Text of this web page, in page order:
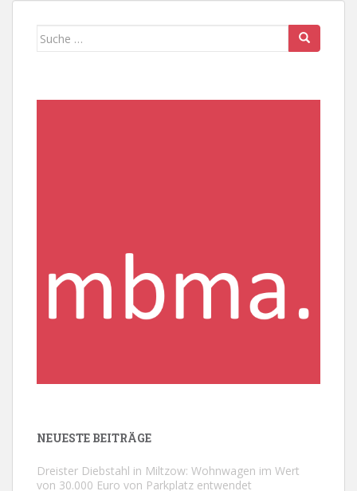
Suche
NEUESTE BEITRÄGE
Dreister Diebstahl in Miltzow: Wohnwagen im Wert
von 30.000 Euro von Parkplatz entwendet